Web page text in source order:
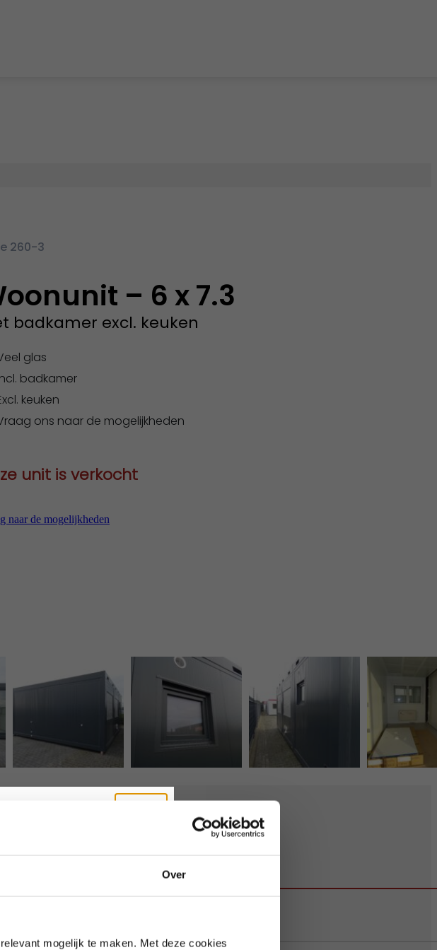
Over
mogelijk te maken. Met deze cookies
260-3
– 6 x 7.3
badkamer excl. keuken
glas
badkamer
keuken
ons naar de mogelijkheden
unit is verkocht
naar de mogelijkheden